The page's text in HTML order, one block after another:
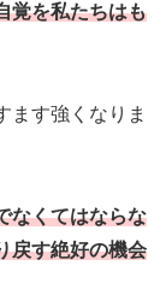
覚を私たちはも
ます強くなりま
なくてはならな
戻す絶好の機会